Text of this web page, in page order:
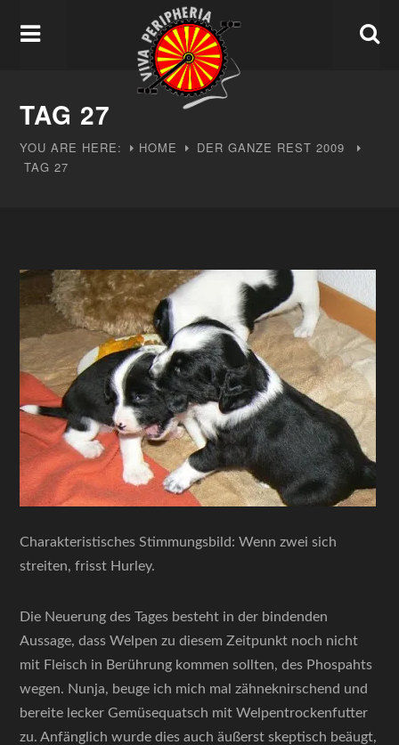
TAG 27
YOU ARE HERE: HOME DER GANZE REST 2009
TAG 27
Charakteristisches Stimmungsbild: Wenn zwei sich
streiten, frisst Hurley.
Die Neuerung des Tages besteht in der bindenden
Aussage, dass Welpen zu diesem Zeitpunkt noch nicht
mit Fleisch in Berührung kommen sollten, des Phospahts
wegen. Nunja, beuge ich mich mal zähneknirschend und
bereite lecker Gemüsequatsch mit Welpentrockenfutter
zu. Anfänglich wurde dies auch äußerst skeptisch beäugt,